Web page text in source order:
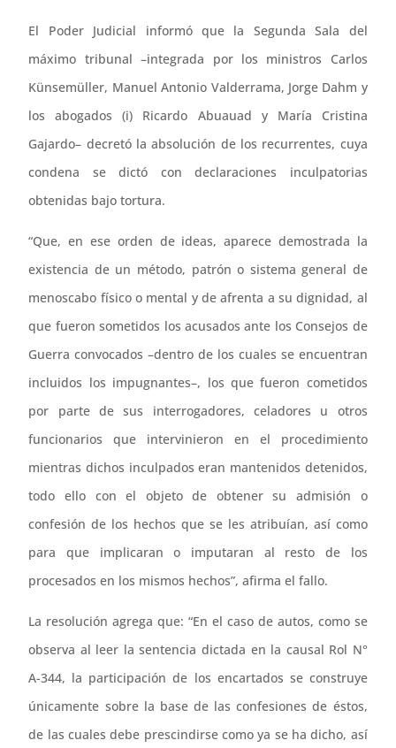
El Poder Judicial informó que la Segunda Sala del
máximo tribunal –integrada por los ministros Carlos
Künsemüller, Manuel Antonio Valderrama, Jorge Dahm y
los abogados (i) Ricardo Abuauad y María Cristina
Gajardo– decretó la absolución de los recurrentes, cuya
condena se dictó con declaraciones inculpatorias
obtenidas bajo tortura.
“Que, en ese orden de ideas, aparece demostrada la
existencia de un método, patrón o sistema general de
menoscabo físico o mental y de afrenta a su dignidad, al
que fueron sometidos los acusados ante los Consejos de
Guerra convocados –dentro de los cuales se encuentran
incluidos los impugnantes–, los que fueron cometidos
por parte de sus interrogadores, celadores u otros
funcionarios que intervinieron en el procedimiento
mientras dichos inculpados eran mantenidos detenidos,
todo ello con el objeto de obtener su admisión o
confesión de los hechos que se les atribuían, así como
para que implicaran o imputaran al resto de los
procesados en los mismos hechos”, afirma el fallo.
La resolución agrega que: “En el caso de autos, como se
observa al leer la sentencia dictada en la causal Rol N°
A-344, la participación de los encartados se construye
únicamente sobre la base de las confesiones de éstos,
de las cuales debe prescindirse como ya se ha dicho, así